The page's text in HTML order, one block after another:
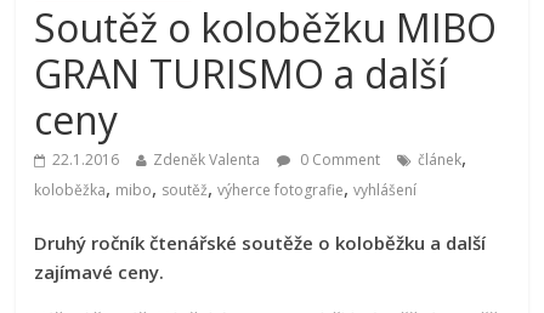
Soutěž o koloběžku MIBO
GRAN TURISMO a další
ceny
22.1.2016 Zdeněk Valenta 0 Comment článek,
koloběžka, mibo, soutěž,výherce fotografie,vyhlášení
Druhý ročník čtenářské soutěže o koloběžku a další
zajímavé ceny.